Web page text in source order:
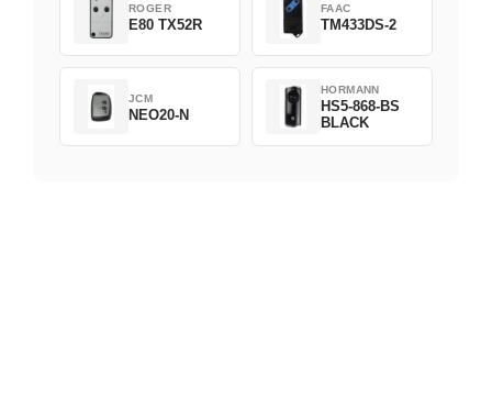
ROGER
E80 TX52R
FAAC
TM433DS-2
JCM
NEO20-N
HORMANN
HS5-868-BS
BLACK